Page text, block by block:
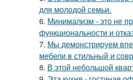
для молодой семьи.
6. Минимализм - это не
функциональности и
7. Мы демонстрируем
мебели в стильный и
8. В этой небольшой